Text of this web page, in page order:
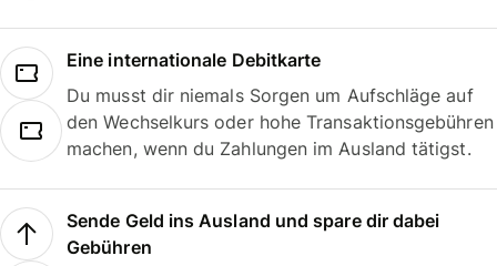
Eine internationale Debitkarte
Du musst dir niemals Sorgen um Aufschläge auf
den Wechselkurs oder hohe Transaktionsgebühren
machen, wenn du Zahlungen im Ausland tätigst.
Sende Geld ins Ausland und spare dir dabei
Gebühren